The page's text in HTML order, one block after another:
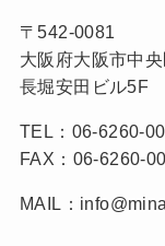
〒542-0081
大阪府大阪市中
長堀安田ビル5F
TEL：06-6260-
FAX：06-6260-
MAIL：